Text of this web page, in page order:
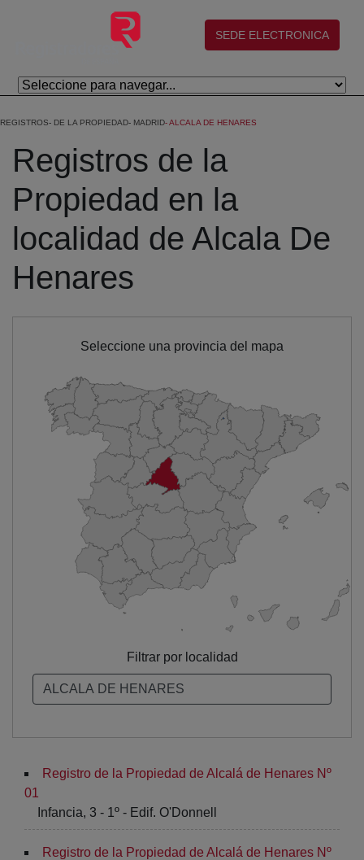
Skip to Main Content
(abre en nueva ventana)
SEDE ELECTRONICA
REGISTROS DE LA PROPIEDAD MADRID ALCALA DE HENARES
Registros de la
Propiedad en la
localidad de Alcala De
Henares
Seleccione una provincia del mapa
Filtrar por localidad
Registro de la Propiedad de Alcalá de Henares Nº
01
Infancia, 3 - 1º - Edif. O'Donnell
Registro de la Propiedad de Alcalá de Henares Nº